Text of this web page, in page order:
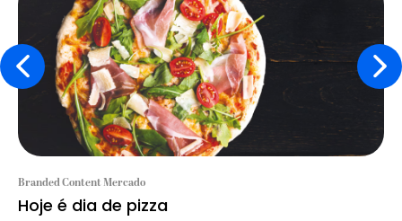
Branded Content Mercado
Hoje é dia de pizza